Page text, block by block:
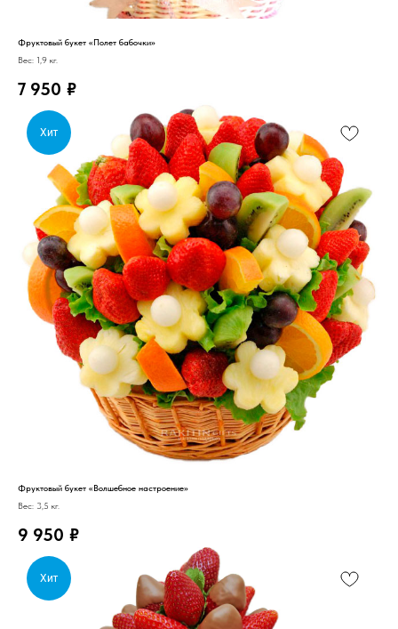
Фруктовый букет «Полет бабочки»
Вес: 1,9 кг.
7 950 ₽
Хит
Фруктовый букет «Волшебное настроение»
Вес: 3,5 кг.
9 950 ₽
Хит